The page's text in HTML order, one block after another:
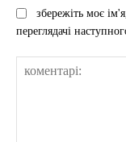
збережіть моє
переглядачі